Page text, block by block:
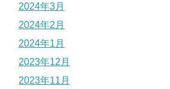
2024年3月
2024年2月
2024年1月
2023年12月
2023年11月